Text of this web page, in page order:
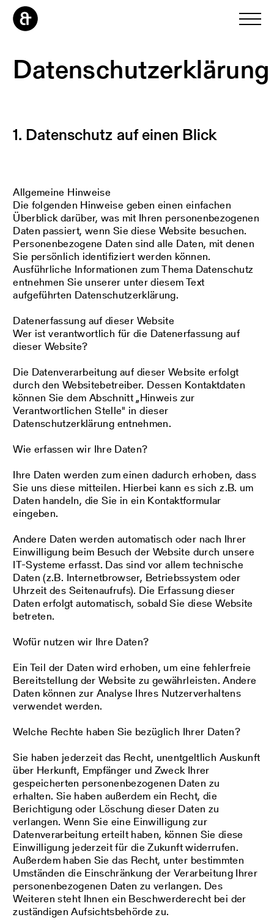
Datenschutzerklärung
1. Datenschutz auf einen Blick
Allgemeine Hinweise
Die folgenden Hinweise geben einen einfachen
Überblick darüber, was mit Ihren personenbezogenen
Daten passiert, wenn Sie diese Website besuchen.
Personenbezogene Daten sind alle Daten, mit denen
Sie persönlich identifiziert werden können.
Ausführliche Informationen zum Thema Datenschutz
entnehmen Sie unserer unter diesem Text
aufgeführten Datenschutzerklärung.
Datenerfassung auf dieser Website
Wer ist verantwortlich für die Datenerfassung auf
dieser Website?
Die Datenverarbeitung auf dieser Website erfolgt
durch den Websitebetreiber. Dessen Kontaktdaten
können Sie dem Abschnitt „Hinweis zur
Verantwortlichen Stelle" in dieser
Datenschutzerklärung entnehmen.
Wie erfassen wir Ihre Daten?
Ihre Daten werden zum einen dadurch erhoben, dass
Sie uns diese mitteilen. Hierbei kann es sich z.B. um
Daten handeln, die Sie in ein Kontaktformular
eingeben.
Andere Daten werden automatisch oder nach Ihrer
Einwilligung beim Besuch der Website durch unsere
IT-Systeme erfasst. Das sind vor allem technische
Daten (z.B. Internetbrowser, Betriebssystem oder
Uhrzeit des Seitenaufrufs). Die Erfassung dieser
Daten erfolgt automatisch, sobald Sie diese Website
betreten.
Wofür nutzen wir Ihre Daten?
Ein Teil der Daten wird erhoben, um eine fehlerfreie
Bereitstellung der Website zu gewährleisten. Andere
Daten können zur Analyse Ihres Nutzerverhaltens
verwendet werden.
Welche Rechte haben Sie bezüglich Ihrer Daten?
Sie haben jederzeit das Recht, unentgeltlich Auskunft
über Herkunft, Empfänger und Zweck Ihrer
gespeicherten personenbezogenen Daten zu
erhalten. Sie haben außerdem ein Recht, die
Berichtigung oder Löschung dieser Daten zu
verlangen. Wenn Sie eine Einwilligung zur
Datenverarbeitung erteilt haben, können Sie diese
Einwilligung jederzeit für die Zukunft widerrufen.
Außerdem haben Sie das Recht, unter bestimmten
Umständen die Einschränkung der Verarbeitung Ihrer
personenbezogenen Daten zu verlangen. Des
Weiteren steht Ihnen ein Beschwerderecht bei der
zuständigen Aufsichtsbehörde zu.